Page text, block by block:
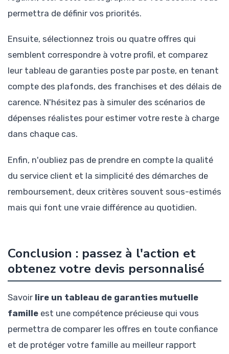
permettra de définir vos priorités.
Ensuite, sélectionnez trois ou quatre offres qui
semblent correspondre à votre profil, et comparez
leur tableau de garanties poste par poste, en tenant
compte des plafonds, des franchises et des délais de
carence. N'hésitez pas à simuler des scénarios de
dépenses réalistes pour estimer votre reste à charge
dans chaque cas.
Enfin, n'oubliez pas de prendre en compte la qualité
du service client et la simplicité des démarches de
remboursement, deux critères souvent sous-estimés
mais qui font une vraie différence au quotidien.
Conclusion : passez à l'action et
obtenez votre devis personnalisé
Savoir lire un tableau de garanties mutuelle
famille est une compétence précieuse qui vous
permettra de comparer les offres en toute confiance
et de protéger votre famille au meilleur rapport